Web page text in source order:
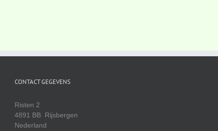
CONTACT GEGEVENS
Risten 2
4891 BB Rijsbergen
Nederland